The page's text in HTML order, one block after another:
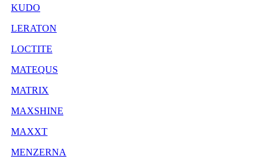
KUDO
LERATON
LOCTITE
MATEQUS
MATRIX
MAXSHINE
MAXXT
MENZERNA